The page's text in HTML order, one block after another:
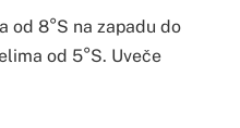
od 8°S na zapadu do
od 5°S. Uveče